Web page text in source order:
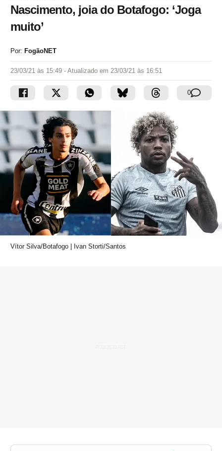
Nascimento, joia do Botafogo: ‘Joga
muito’
Por: FogãoNET
23/03/21 às 15:49 - Atualizado em 23/03/21 às 16:51
0
Vítor Silva/Botafogo | Ivan Storti/Santos